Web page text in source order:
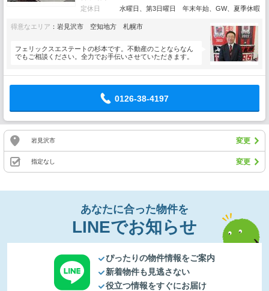
定休日
水曜日、第3日曜日 年末年始、GW、夏季休暇
得意なエリア ：岩見沢市 空知地方 札幌市
フェリックスエステートの杉本です。不動産のことならなん
でもご相談ください。全力でお手伝いさせていただきます。
0126-38-4197
岩見沢市 変更
指定なし 変更
あなたに合った物件を
LINEでお知らせ
ぴったりの物件情報をご案内
新着物件も見逃さない
役立つ情報をすぐにお届け